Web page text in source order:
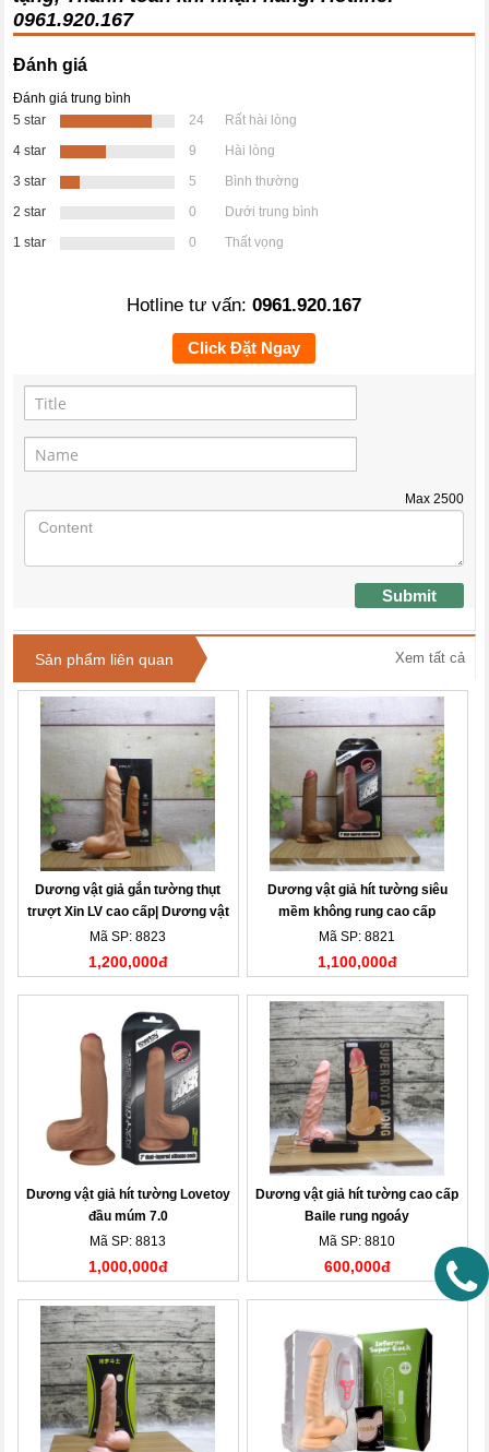
0961.920.167
Đánh giá
Đánh giá trung bình
5 star
24
Rất hài lòng
4 star
9
Hài lòng
3 star
5
Bình thường
2 star
0
Dưới trung bình
1 star
0 Thất vọng
Hotline tư vấn: 0961.920.167
Click Đặt Ngay
Max 2500
Submit
Sản phẩm liên quan Xem tất cả
Dương vật giả gắn tường thụt
trượt Xin LV cao cấp| Dương vật
giả
Mã SP: 8823
1,200,000đ
Dương vật giả hít tường siêu
mềm không rung cao cấp
Lovetoy 7.0| Dương vật giả
Mã SP: 8821
1,100,000đ
Dương vật giả hít tường Lovetoy
đầu múm 7.0
Mã SP: 8813
1,000,000đ
Dương vật giả hít tường cao cấp
Baile rung ngoáy
Mã SP: 8810
600,000đ